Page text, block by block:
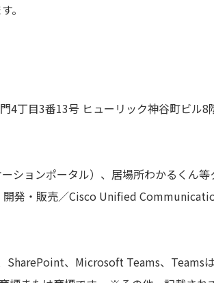
。
3番13号 ヒューリック神谷町ビル8
ポータル）、居場所わかるくん等ク
発・販売／Cisco Unified
、Microsoft Teams、Teams